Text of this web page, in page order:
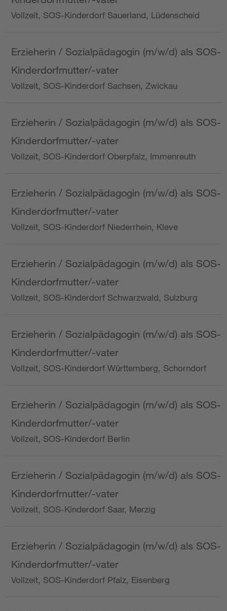
Vollzeit, SOS-Kinderdorf Sauerland, Lüdenscheid
Erzieherin / Sozialpädagogin (m/w/d) als SOS-
Kinderdorfmutter/-vater
Vollzeit, SOS-Kinderdorf Sachsen, Zwickau
Erzieherin / Sozialpädagogin (m/w/d) als SOS-
Kinderdorfmutter/-vater
Vollzeit, SOS-Kinderdorf Oberpfalz, Immenreuth
Erzieherin / Sozialpädagogin (m/w/d) als SOS-
Kinderdorfmutter/-vater
Vollzeit, SOS-Kinderdorf Niederrhein, Kleve
Erzieherin / Sozialpädagogin (m/w/d) als SOS-
Kinderdorfmutter/-vater
Vollzeit, SOS-Kinderdorf Schwarzwald, Sulzburg
Erzieherin / Sozialpädagogin (m/w/d) als SOS-
Kinderdorfmutter/-vater
Vollzeit, SOS-Kinderdorf Württemberg, Schorndorf
Erzieherin / Sozialpädagogin (m/w/d) als SOS-
Kinderdorfmutter/-vater
Vollzeit, SOS-Kinderdorf Berlin
Erzieherin / Sozialpädagogin (m/w/d) als SOS-
Kinderdorfmutter/-vater
Vollzeit, SOS-Kinderdorf Saar, Merzig
Erzieherin / Sozialpädagogin (m/w/d) als SOS-
Kinderdorfmutter/-vater
Vollzeit, SOS-Kinderdorf Pfalz, Eisenberg